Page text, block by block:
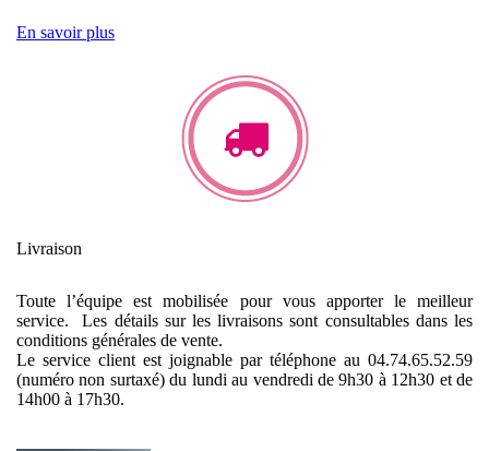
En savoir plus
Livraison
Toute l’équipe est mobilisée pour vous apporter le meilleur
service. Les détails sur les livraisons sont consultables dans les
conditions générales de vente.
Le service client est joignable par téléphone au 04.74.65.52.59
(numéro non surtaxé) du lundi au vendredi de 9h30 à 12h30 et de
14h00 à 17h30.